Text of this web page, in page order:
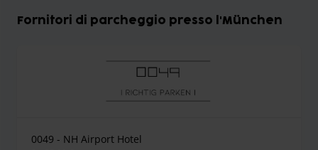
Fornitori di parcheggio presso l'München
0049 - NH Airport Hotel